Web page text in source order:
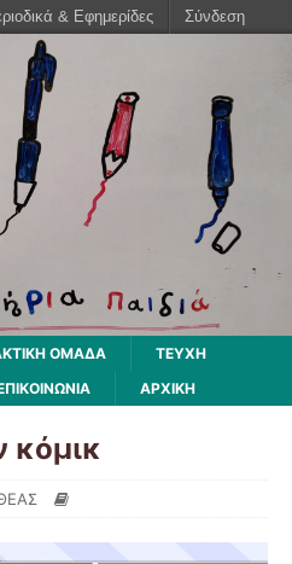
ΟΜΑΔΑ
ΤΕΥΧΗ
ΑΡΧΙΚΉ
κόμικ
& Εφημερίδες Σύνδεση